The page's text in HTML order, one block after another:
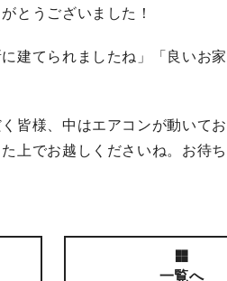
とうございました！
建てられましたね」「良いお
皆様、中はエアコンが動いて
上でお越しくださいね。お待ち
一覧へ